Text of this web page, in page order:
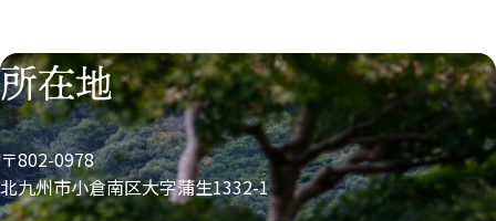
所在地
〒802-0978
北九州市小倉南区大字蒲生1332-1